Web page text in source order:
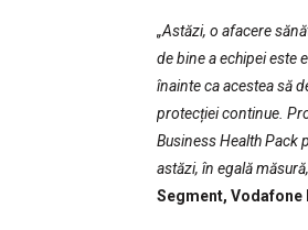
„Astăzi, o afacere
de bine a echipei este
înainte ca acestea să
protecției continue.
Business Health Pack
astăzi, în egală
Segment, Vodafone